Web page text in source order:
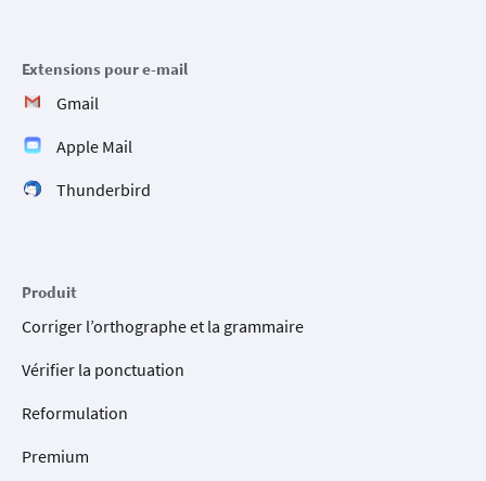
Extensions pour e-mail
Gmail
Apple Mail
Thunderbird
Produit
Corriger l’orthographe et la grammaire
Vérifier la ponctuation
Reformulation
Premium